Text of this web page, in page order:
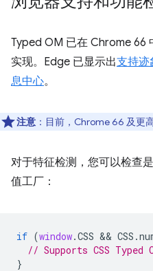
Typed OM 已在 Chrome 66
实现。Edge 已显示出支持迹
息中心。
注意 ：目前，Chrome 66 及更
对于特征检测，您可以检查
值工厂：
if (window.CSS && CSS .
// Supports CSS Typed
}